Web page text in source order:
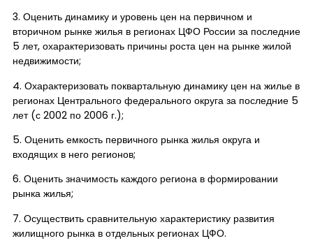
3. Оценить динамику и уровень цен на первичном и
вторичном рынке жилья в регионах ЦФО России за последние
5 лет, охарактеризовать причины роста цен на рынке жилой
недвижимости;
4. Охарактеризовать поквартальную динамику цен на жилье в
регионах Центрального федерального округа за последние 5
лет (с 2002 по 2006 г.);
5. Оценить емкость первичного рынка жилья округа и
входящих в него регионов;
6. Оценить значимость каждого региона в формировании
рынка жилья;
7. Осуществить сравнительную характеристику развития
жилищного рынка в отдельных регионах ЦФО.